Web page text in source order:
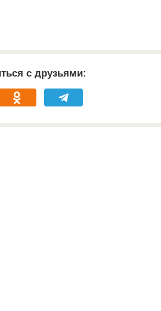
с друзьями: